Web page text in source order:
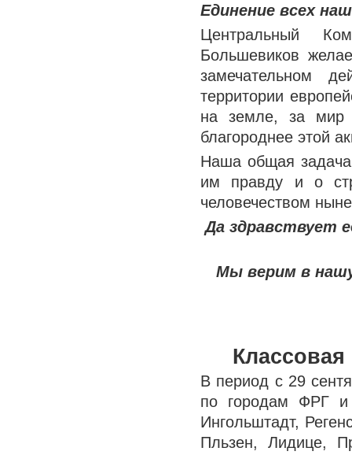
Единение всех
Центральный
Большевиков
замечательном
территории
на земле, за мир
благороднее этой
Наша общая задача
им правду и о
человечеством
Да здравствует
Мы верим в
В период с 29
по городам ФРГ
Ингольштадт,
Пльзен, Лидице,